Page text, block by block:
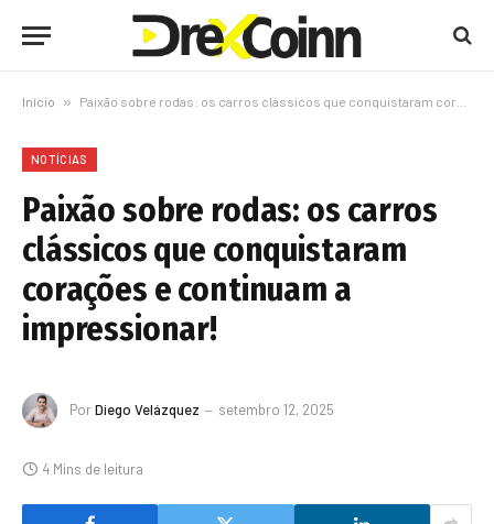
Início » Paixão sobre rodas: os carros clássicos que conquistaram corações e continuam a impressionar!
NOTÍCIAS
Paixão sobre rodas: os carros
clássicos que conquistaram
corações e continuam a
impressionar!
PorDiego Velázquez setembro 12, 2025
4 Mins de leitura